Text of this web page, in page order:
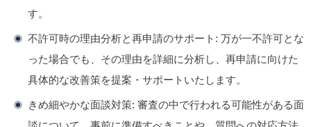
す。
不許可時の理由分析と再申請のサポート : 万が一不許可とな
った場合でも、その理由を詳細に分析し、再申請に向けた
具体的な改善策を提案・サポートいたします。
きめ細やかな面談対策: 審査の中で行われる可能性がある面